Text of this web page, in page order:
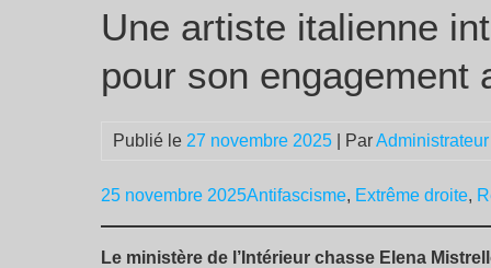
Une artiste italienne
pour son engagement
Publié le 27 novembre 2025 | ParAdministrateur
25 novembre 2025Antifascisme, Extrême droite,
Le ministère de l’Intérieur chasse Elena